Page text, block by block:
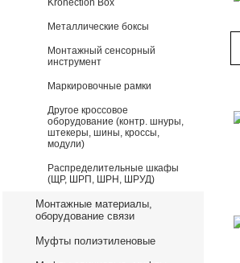
Kronection Box
Металлические боксы
Монтажный сенсорный
инструмент
Маркировочные рамки
Другое кроссовое
оборудование (контр. шнуры,
штекеры, шины, кроссы,
модули)
Распределительные шкафы
(ЩР, ШРП, ШРН, ШРУД)
Монтажные материалы,
оборудование связи
Муфты полиэтиленовые